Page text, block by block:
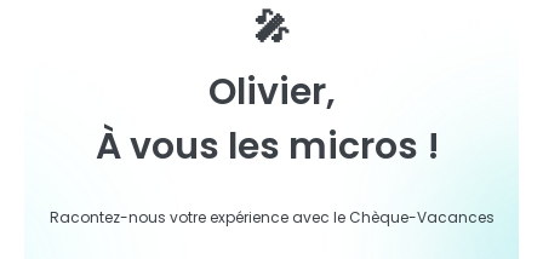
🎤
Olivier,
À vous les micros !
Racontez-nous votre expérience avec le Chèque-Vacances